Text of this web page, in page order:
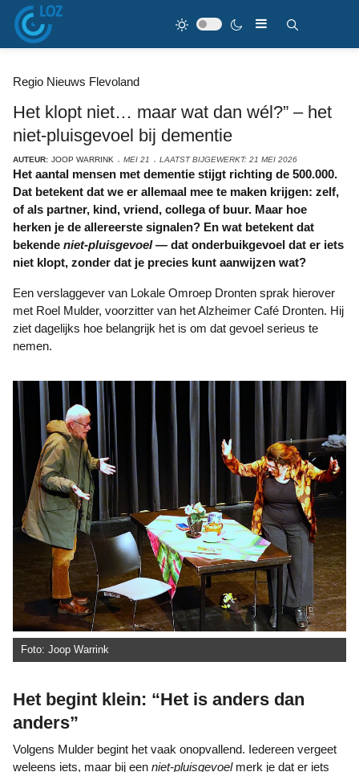
Regio Nieuws Flevoland
Het klopt niet… maar wat dan wél?” – het
niet-pluisgevoel bij dementie
AUTEUR: JOOP WARRINK MEI 21 LAATST BIJGEWERKT: 21 MEI 2026
Het aantal mensen met dementie stijgt richting de 500.000.
Dat betekent dat we er allemaal mee te maken krijgen: zelf,
of als partner, kind, vriend, collega of buur. Maar hoe
herken je de allereerste signalen? En wat betekent dat
bekende niet‑pluisgevoel— dat onderbuikgevoel dat er iets
niet klopt, zonder dat je precies kunt aanwijzen wat?
Een verslaggever van Lokale Omroep Dronten sprak hierover
met Roel Mulder, voorzitter van het Alzheimer Café Dronten. Hij
ziet dagelijks hoe belangrijk het is om dat gevoel serieus te
nemen.
Foto: Joop Warrink
Het begint klein: “Het is anders dan
anders”
Volgens Mulder begint het vaak onopvallend. Iedereen vergeet
weleens iets, maar bij een niet‑pluisgevoel merk je dat er iets